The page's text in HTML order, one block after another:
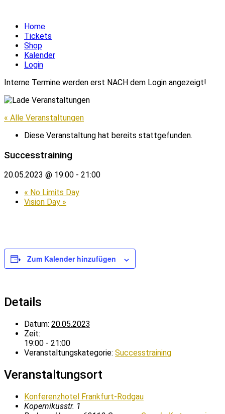
Home
Tickets
Shop
Kalender
Login
Interne Termine werden erst NACH dem Login angezeigt!
« Alle Veranstaltungen
Diese Veranstaltung hat bereits stattgefunden.
Successtraining
20.05.2023 @ 19:00 - 21:00
« No Limits Day
Vision Day »
Zum Kalender hinzufügen
Details
Datum: 20.05.2023
Zeit:
19:00 - 21:00
Veranstaltungskategorie: Successtraining
Veranstaltungsort
Konferenzhotel Frankfurt-Rodgau
Kopernikusstr. 1